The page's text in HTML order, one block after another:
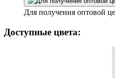
Для получения оптовой
Доступные цвета: